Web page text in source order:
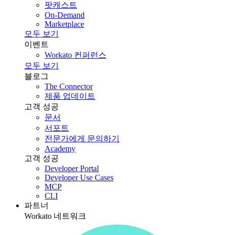
팟캐스트
On-Demand
Marketplace
모두 보기
이벤트
Workato 컨퍼런스
모두 보기
블로그
The Connector
제품 업데이트
고객 성공
문서
서포트
전문가에게 문의하기
Academy
고객 성공
Developer Portal
Developer Use Cases
MCP
CLI
파트너
Workato 네트워크